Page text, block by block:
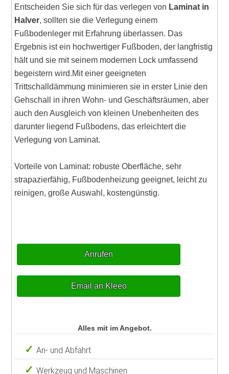
Entscheiden Sie sich für das verlegen von Laminat in
Halver, sollten sie die Verlegung einem
Fußbodenleger mit Erfahrung überlassen. Das
Ergebnis ist ein hochwertiger Fußboden, der langfristig
hält und sie mit seinem modernen Lock umfassend
begeistern wird.Mit einer geeigneten
Trittschalldämmung minimieren sie in erster Linie den
Gehschall in ihren Wohn- und Geschäftsräumen, aber
auch den Ausgleich von kleinen Unebenheiten des
darunter liegend Fußbodens, das erleichtert die
Verlegung von Laminat.
Vorteile von Laminat: robuste Oberfläche, sehr
strapazierfähig, Fußbodenheizung geeignet, leicht zu
reinigen, große Auswahl, kostengünstig.
Anrufen
Email an Kleeo
Alles mit im Angebot.
An- und Abfahrt
Werkzeug und Maschinen